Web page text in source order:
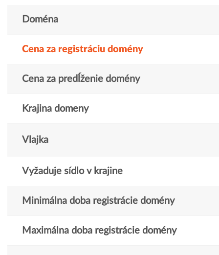
Doména
Cena za registráciu domény
Cena za predĺženie domény
Krajina domeny
Vlajka
Vyžaduje sídlo v krajine
Minimálna doba registrácie domény
Maximálna doba registrácie domény